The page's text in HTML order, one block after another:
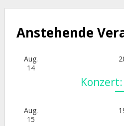
Anstehende
Aug.
14
Aug.
15